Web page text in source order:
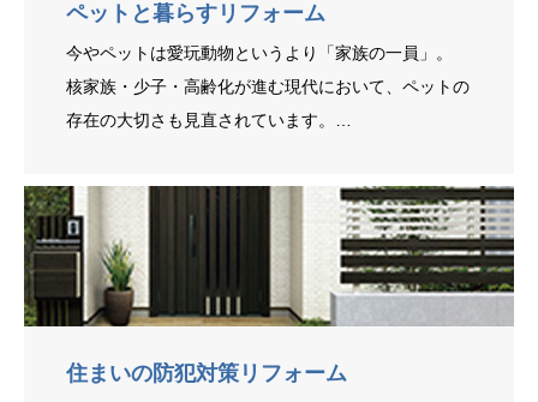
ペットと暮らすリフォーム
今やペットは愛玩動物というより「家族の一員」。
核家族・少子・高齢化が進む現代において、ペットの
存在の大切さも見直されています。…
住まいの防犯対策リフォーム